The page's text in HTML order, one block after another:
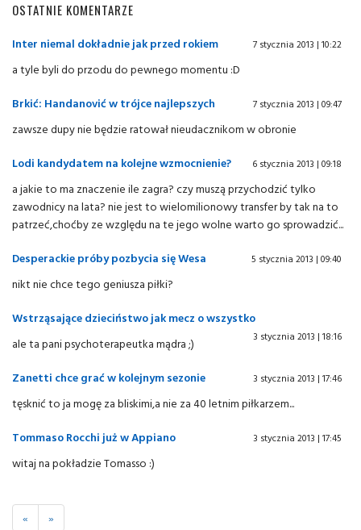
OSTATNIE KOMENTARZE
Inter niemal dokładnie jak przed rokiem 7 stycznia 2013 | 10:22
a tyle byli do przodu do pewnego momentu :D
Brkić: Handanović w trójce najlepszych
7 stycznia 2013 | 09:47
zawsze dupy nie będzie ratował nieudacznikom w obronie
Lodi kandydatem na kolejne wzmocnienie?
6 stycznia 2013 | 09:18
a jakie to ma znaczenie ile zagra? czy muszą przychodzić tylko
zawodnicy na lata? nie jest to wielomilionowy transfer by tak na to
patrzeć,choćby ze względu na te jego wolne warto go sprowadzić...
Desperackie próby pozbycia się Wesa
5 stycznia 2013 | 09:40
nikt nie chce tego geniusza piłki?
Wstrząsające dzieciństwo jak mecz o wszystko
3 stycznia 2013 | 18:16
ale ta pani psychoterapeutka mądra ;)
Zanetti chce grać w kolejnym sezonie
3 stycznia 2013 | 17:46
tęsknić to ja mogę za bliskimi,a nie za 40 letnim piłkarzem...
Tommaso Rocchi już w Appiano
3 stycznia 2013 | 17:45
witaj na pokładzie Tomasso :)
« »